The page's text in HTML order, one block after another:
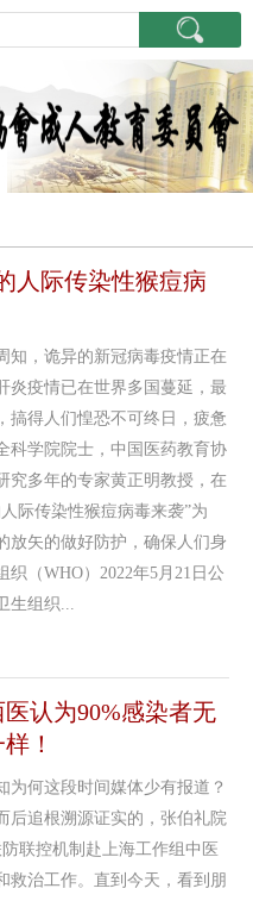
人际传染性猴痘病
知，诡异的新冠病毒疫情正在
炎疫情已在世界多国蔓延，最
搞得人们惶恐不可终日，疲惫
科学院院士，中国医药教育协
究多年的专家黄正明教授，在
际传染性猴痘病毒来袭”为
放矢的做好防护，确保人们身
（WHO）2022年5月21日公
生组织...
认为90%感染者无
！
为何这段时间媒体少有报道？
后追根溯源证实的，张伯礼院
联控机制赴上海工作组中医
救治工作。直到今天，看到朋